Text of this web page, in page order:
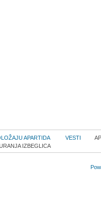
APARTIDA VESTI
IZBEGLICA